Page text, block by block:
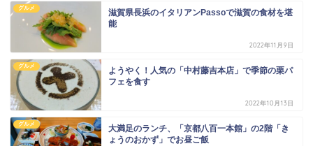
グルメ
滋賀県長浜のイタリアンPassoで滋賀の食材を堪
能
2022年11月9日
グルメ
ようやく！人気の「中村藤吉本店」で季節の栗パ
フェを食す
2022年10月13日
グルメ
大満足のランチ、「京都八百一本館」の2階「き
ょうのおかず」でお昼ご飯